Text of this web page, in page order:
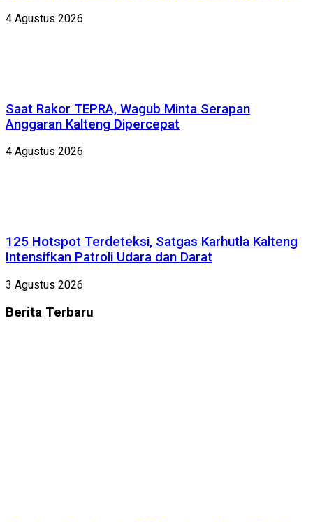
4 Agustus 2026
Saat Rakor TEPRA, Wagub Minta Serapan
Anggaran Kalteng Dipercepat
4 Agustus 2026
125 Hotspot Terdeteksi, Satgas Karhutla Kalteng
Intensifkan Patroli Udara dan Darat
3 Agustus 2026
Berita Terbaru